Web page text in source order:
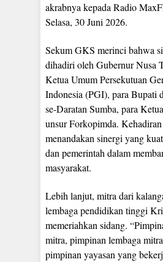
akrabnya kepada Radio
Selasa, 30 Juni 2026.
Sekum GKS merinci bahwa
dihadiri oleh Gubernur Nusa
Ketua Umum Persekutuan
Indonesia (PGI), para Bupati
se-Daratan Sumba, para
unsur Forkopimda.
menandakan sinergi yang
dan pemerintah dalam
masyarakat.
Lebih lanjut, mitra dari
lembaga pendidikan tinggi
memeriahkan sidang.
mitra, pimpinan lembaga
pimpinan yayasan yang